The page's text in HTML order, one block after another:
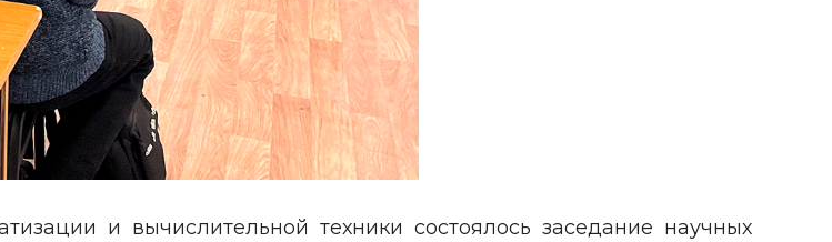
и вычислительной техники состоялось заседание научных